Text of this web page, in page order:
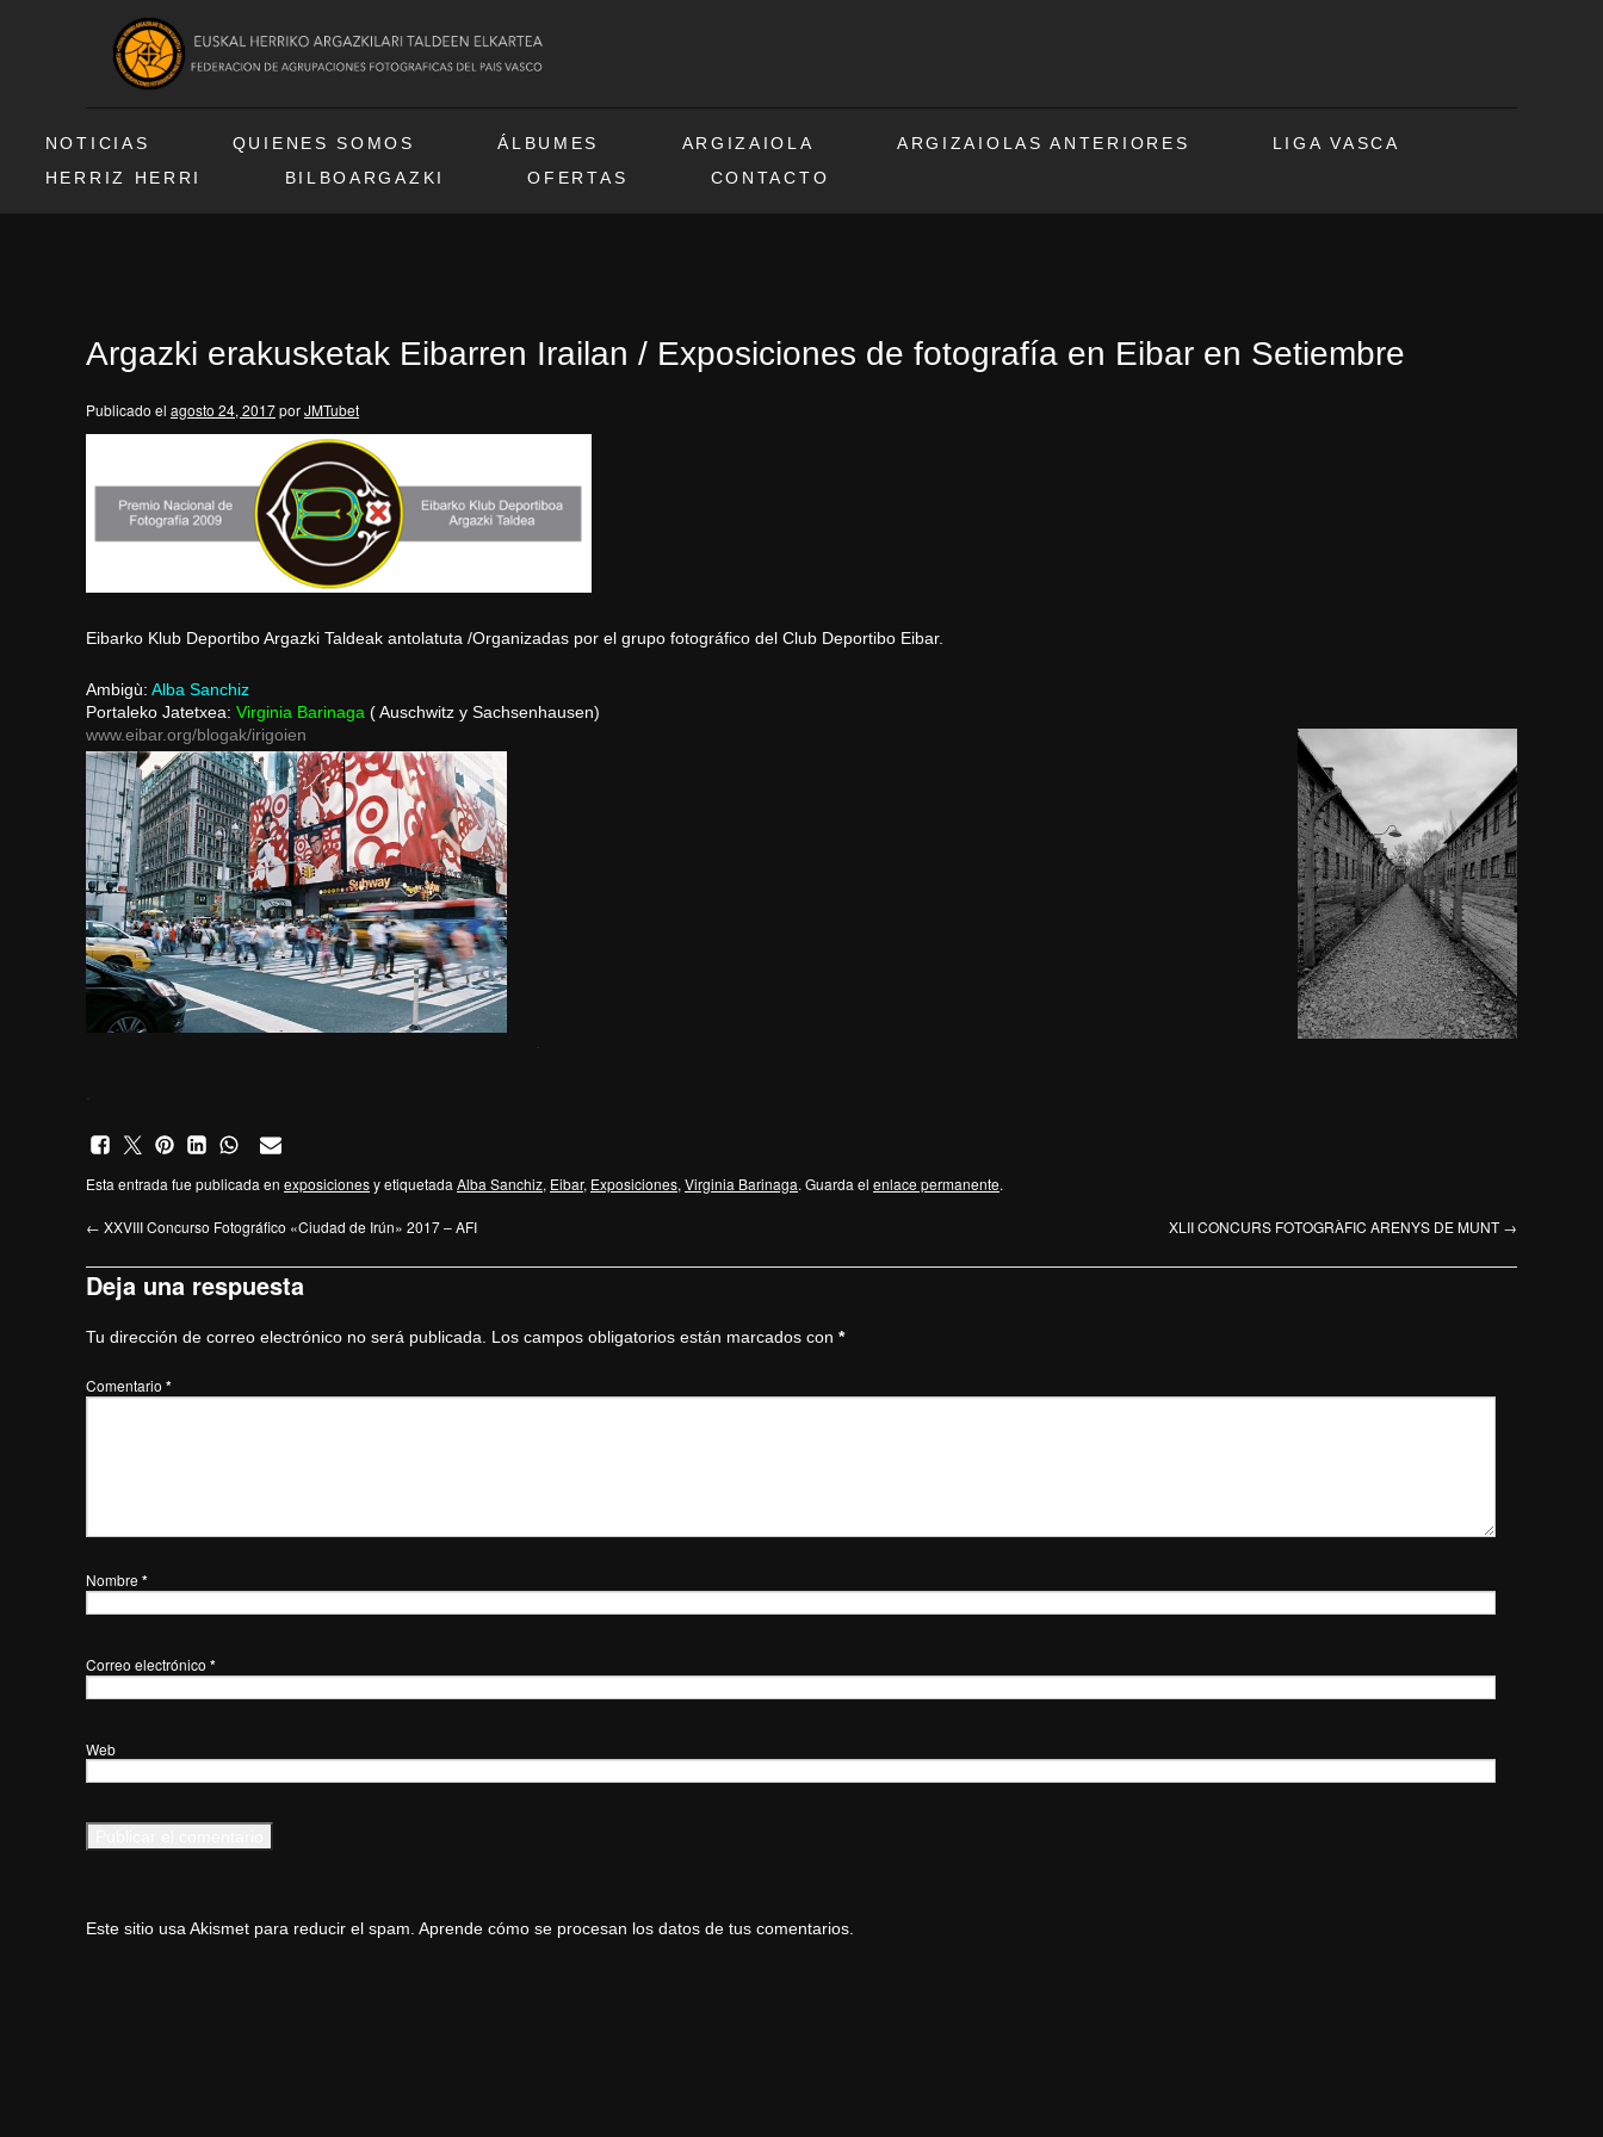
NOTICIAS QUIENES SOMOS ÁLBUMES ARGIZAIOLA ARGIZAIOLAS ANTERIORES
LIGA VASCA
HERRIZ HERRI
BILBOARGAZKI OFERTAS CONTACTO
Argazki erakusketak Eibarren Irailan / Exposiciones de fotografía en Eibar en Setiembre
Publicado el agosto 24, 2017porJMTubet
Eibarko Klub Deportibo Argazki Taldeak antolatuta /Organizadas por el grupo fotográfico del Club Deportibo Eibar.
Ambigù: Alba Sanchiz
Portaleko Jatetxea: Virginia Barinaga ( Auschwitz y Sachsenhausen)
www.eibar.org/blogak/irigoien
Esta entrada fue publicada en exposicionesy etiquetada Alba Sanchiz, Eibar, Exposiciones, Virginia Barinaga. Guarda el enlace permanente.
← XXVIII Concurso Fotográfico «Ciudad de Irún» 2017 – AFI XLII CONCURS FOTOGRÀFIC ARENYS DE MUNT→
Deja una respuesta
Tu dirección de correo electrónico no será publicada. Los campos obligatorios están marcados con *
Comentario *
Nombre *
Correo electrónico *
Web
Este sitio usa Akismet para reducir el spam. Aprende cómo se procesan los datos de tus comentarios.